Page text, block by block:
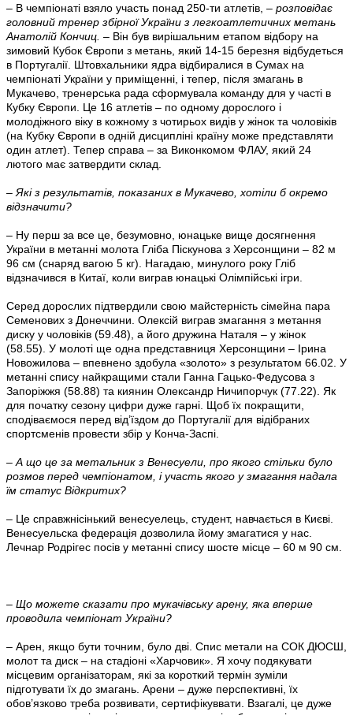
– В чемпіонаті взяло участь понад 250-ти атлетів, – розповідає
головний тренер збірної України з легкоатлетичних метань
Анатолій Кончиц. – Він був вирішальним етапом відбору на
зимовий Кубок Європи з метань, який 14-15 березня відбудеться
в Португалії. Штовхальники ядра відбиралися в Сумах на
чемпіонаті України у приміщенні, і тепер, після змагань в
Мукачево, тренерська рада сформувала команду для у часті в
Кубку Європи. Це 16 атлетів – по одному дорослого і
молодіжного віку в кожному з чотирьох видів у жінок та чоловіків
(на Кубку Європи в одній дисципліні країну може представляти
один атлет). Тепер справа – за Виконкомом ФЛАУ, який 24
лютого має затвердити склад.
– Які з результатів, показаних в Мукачево, хотіли б окремо
відзначити?
– Ну перш за все це, безумовно, юнацьке вище досягнення
України в метанні молота Гліба Піскунова з Херсонщини – 82 м
96 см (снаряд вагою 5 кг). Нагадаю, минулого року Гліб
відзначився в Китаї, коли виграв юнацькі Олімпійські ігри.
Серед дорослих підтвердили свою майстерність сімейна пара
Семенових з Донеччини. Олексій виграв змагання з метання
диску у чоловіків (59.48), а його дружина Наталя – у жінок
(58.55). У молоті ще одна представниця Херсонщини – Ірина
Новожилова – впевнено здобула «золото» з результатом 66.02. У
метанні спису найкращими стали Ганна Гацько-Федусова з
Запоріжжя (58.88) та киянин Олександр Ничипорчук (77.22). Як
для початку сезону цифри дуже гарні. Щоб їх покращити,
сподіваємося перед від’їздом до Португалії для відібраних
спортсменів провести збір у Конча-Заспі.
– А що це за метальник з Венесуели, про якого стільки було
розмов перед чемпіонатом, і участь якого у змагання надала
їм статус Відкритих?
– Це справжнісінький венесуелець, студент, навчається в Києві.
Венесуельска федерація дозволила йому змагатися у нас.
Лечнар Родрігес посів у метанні спису шосте місце – 60 м 90 см.
– Що можете сказати про мукачівську арену, яка вперше
проводила чемпіонат України?
– Арен, якщо бути точним, було дві. Спис метали на СОК ДЮСШ,
молот та диск – на стадіоні «Харчовик». Я хочу подякувати
місцевим організаторам, які за короткий термін зуміли
підготувати їх до змагань. Арени – дуже перспективні, їх
обов’язково треба розвивати, сертифікуввати. Взагалі, це дуже